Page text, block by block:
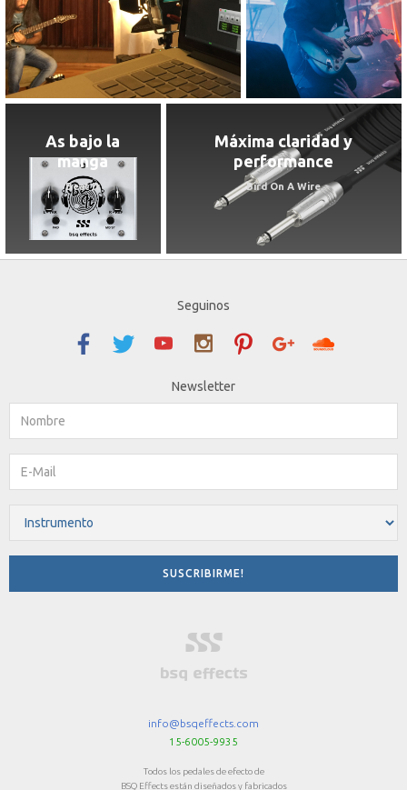
As bajo la
manga
Beat It
Máxima claridad y
performance
Bird On A Wire
Seguinos
Newsletter
info@bsqeffects.com
15-6005-9935
Todos los pedales de efecto de
BSQ Effects están diseñados y fabricados